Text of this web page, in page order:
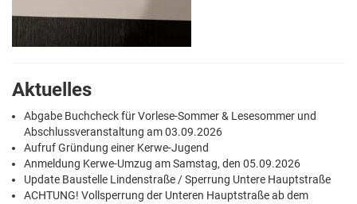
Aktuelles
Abgabe Buchcheck für Vorlese-Sommer & Lesesommer und
Abschlussveranstaltung am 03.09.2026
Aufruf Gründung einer Kerwe-Jugend
Anmeldung Kerwe-Umzug am Samstag, den 05.09.2026
Update Baustelle Lindenstraße / Sperrung Untere Hauptstraße
ACHTUNG! Vollsperrung der Unteren Hauptstraße ab dem